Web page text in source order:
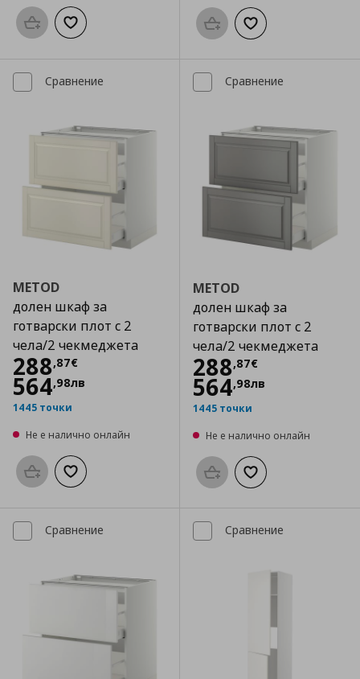
Προσθήκη στο καλάθι
Добави към списъка с любимиΠροσθήκη στο καλάθι
Добави към
Сравнение
METOD
долен шкаф за
готварски плот с 2
чела/2 чекмеджета
288,87€
Цена288,87 €
564,98лв
1445 точки
Не е налично онлайн
Προσθήκη στο καλάθι
Добави към списъка с любими
Сравнение
METOD
долен шкаф за
готварски плот с 2
чела/2 чекмеджета
288,87€
Цена288,87 €
564,98лв
1445 точки
Не е налично онлайн
Προσθήκη στο καλάθι
Добави към
Сравнение Сравнение